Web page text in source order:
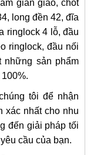
giàn giáo, chốt
long đền 42, đĩa
ringlock 4 lỗ, đầu
ringlock, đầu nối
những sản phẩm
tôi để nhận
xác nhất cho nhu
đến giải pháp tối
cầu của bạn.